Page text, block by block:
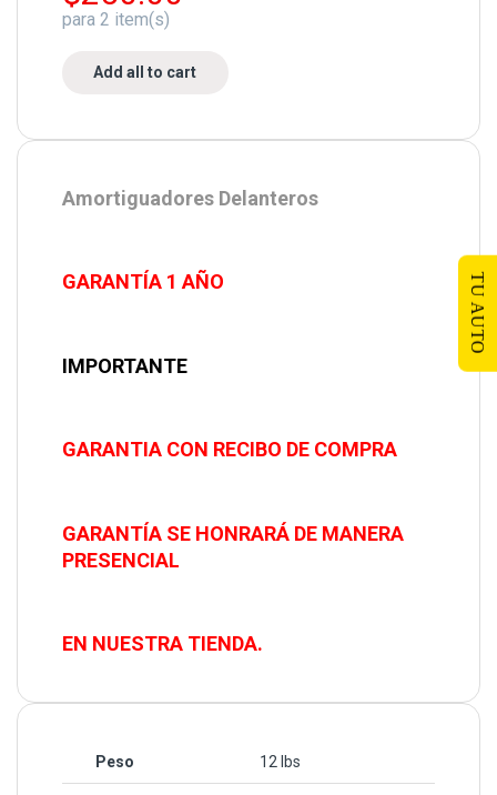
para 2 item(s)
Add all to cart
Amortiguadores Delanteros
GARANTÍA 1 AÑO
IMPORTANTE
GARANTIA CON RECIBO DE COMPRA
GARANTÍA SE HONRARÁ DE MANERA
PRESENCIAL
EN NUESTRA TIENDA.
Peso 12 lbs
TU AUTO